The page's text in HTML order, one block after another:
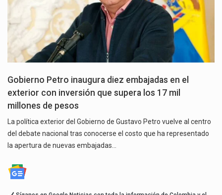
Gobierno Petro inaugura diez embajadas en el
exterior con inversión que supera los 17 mil
millones de pesos
La política exterior del Gobierno de Gustavo Petro vuelve al centro
del debate nacional tras conocerse el costo que ha representado
la apertura de nuevas embajadas…